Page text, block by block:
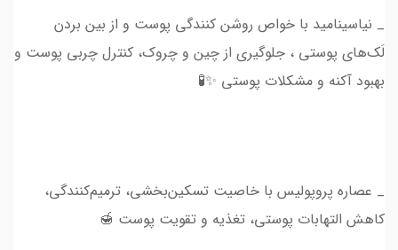
_ نیاسینامید با خواص روشن کنندگی پوست و از بین بردن
لَک‌های پوستی ، جلوگیری از چین و چروک‌، کنترل چربی پوست و
بهبود آکنه و مشکلات پوستی ✨🧪
_ عصاره پروپولیس با خاصیت تسکین‌بخشی، ترمیم‌کنندگی،
کاهش التهابات پوستی، تغذیه و تقویت پوست 🍯